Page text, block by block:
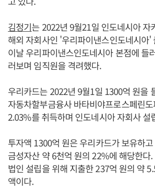
김정기는 2022년 9월21일 인도네시아 자
해외 자회사인 '우리파이낸스인도네시아'
이날 우리파이낸스인도네시아 본점에 들
러보며 임직원을 격려했다.
우리카드는 2022년 9월1일 1300억 원을
자동차할부금융사 바타비야프로스페린
2.03%를 취득하며 인도네시아 자회사 설
투자액 1300억 원은 우리카드가 보유하
금성자산 약 6천억 원의 22%에 해당한다
법인 설립을 위해 지출한 237억 원의 약
액이다.